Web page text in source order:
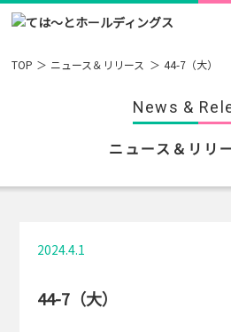
TOP ニュース＆リリース 44-7（大）
News &
ニュース＆リリ
2024.4.1
44-7（大）